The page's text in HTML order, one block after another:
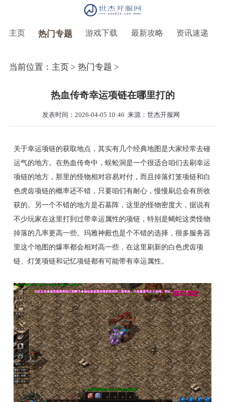
主页 热门专题 游戏下载 最新攻略 资讯速递
当前位置： 主页> 热门专题 >
热血传奇幸运项链在哪里打的
发表时间：2026-04-05 10:46 来源：世杰开服网
关于幸运项链的获取地点，其实有几个经典地图是大家经常去碰
运气的地方。在热血传奇中，蜈蚣洞是一个很适合咱们去刷幸运
项链的地方，那里的怪物相对容易对付，而且掉落灯笼项链和白
色虎齿项链的概率还不错，只要咱们有耐心，慢慢刷总会有所收
获的。另一个不错的地方是石墓阵，这里的怪物密度大，据说有
不少玩家在这里打到过带幸运属性的项链，特别是蝎蛇这类怪物
掉落的几率更高一些。玛雅神殿也是个不错的选择，很多服务器
里这个地图的爆率都会相对高一些，在这里刷新的白色虎齿项
链、灯笼项链和记忆项链都有可能带有幸运属性。